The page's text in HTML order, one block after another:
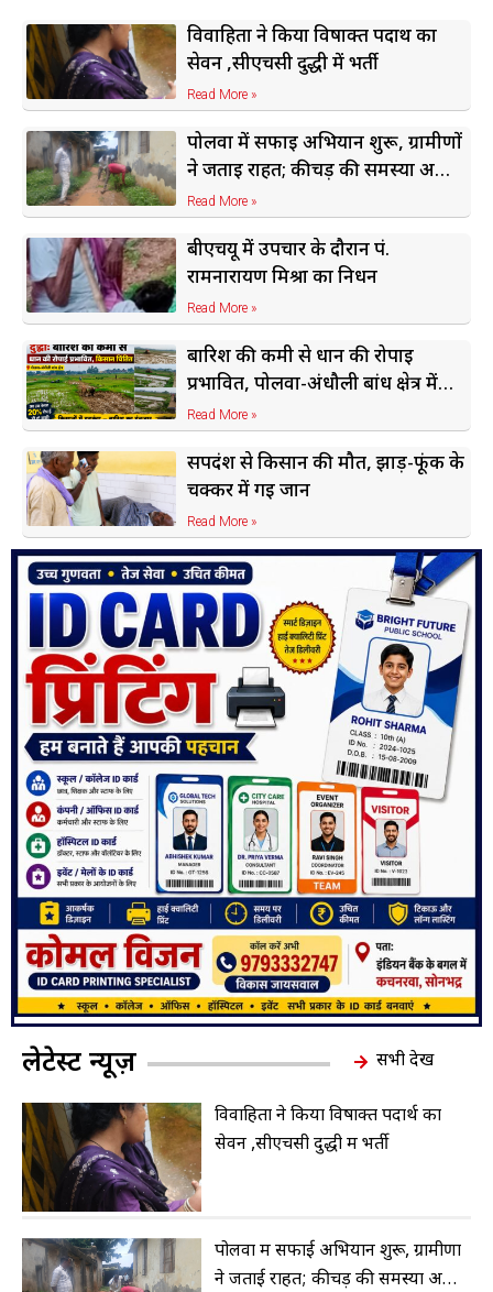
विवाहिता ने किया विषाक्त पदार्थ का
सेवन ,सीएचसी दुद्धी में भर्ती
Read More »
पोलवा में सफाई अभियान शुरू, ग्रामीणों
ने जताई राहत; कीचड़ की समस्या अभी
बरकरार
Read More »
बीएचयू में उपचार के दौरान पं.
रामनारायण मिश्रा का निधन
Read More »
बारिश की कमी से धान की रोपाई
प्रभावित, पोलवा-अंधौली बांध क्षेत्र में
किसान चिंतित
Read More »
सर्पदंश से किसान की मौत, झाड़-फूंक के
चक्कर में गई जान
Read More »
लेटेस्ट न्यूज़ सभी देखें
विवाहिता ने किया विषाक्त पदार्थ का
सेवन ,सीएचसी दुद्धी में भर्ती
पोलवा में सफाई अभियान शुरू, ग्रामीणों
ने जताई राहत; कीचड़ की समस्या अभी